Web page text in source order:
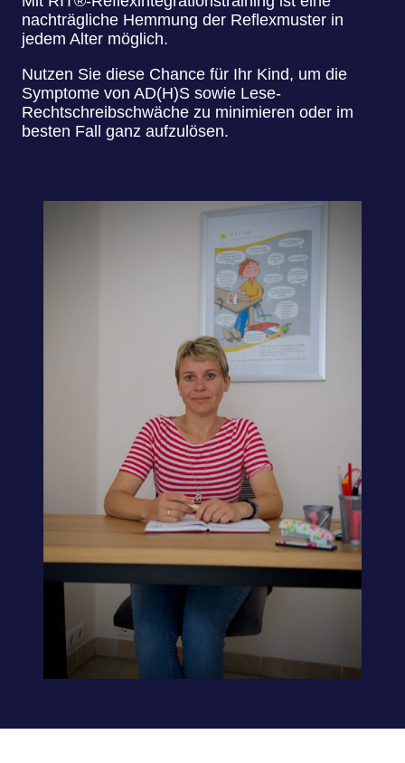
nachträgliche Hemmung der Reflexmuster in
jedem Alter möglich.
Nutzen Sie diese Chance für Ihr Kind, um die
Symptome von AD(H)S sowie Lese-
Rechtschreibschwäche zu minimieren oder im
besten Fall ganz aufzulösen.